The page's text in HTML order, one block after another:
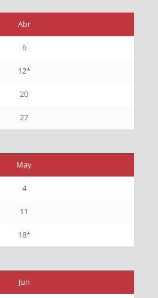
Abr
6
12*
20
27
May
4
11
18*
Jun